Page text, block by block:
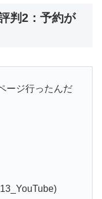
判2：予約が
ージ行ったんだ